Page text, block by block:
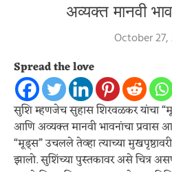
अव्यक्त मानवी
October 27,
Spread the love
सुशि म्हणजेच सुहास शिरवळकर यांचा
आणि अव्यक्त मानवी भावनांचा प्रवास
“मूड्स” उचलले तेव्हा त्याच्या
झालो. सुशिंच्या पुस्तकावर असे चित्र